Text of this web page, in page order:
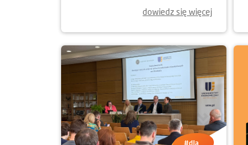
dowiedz się więcej